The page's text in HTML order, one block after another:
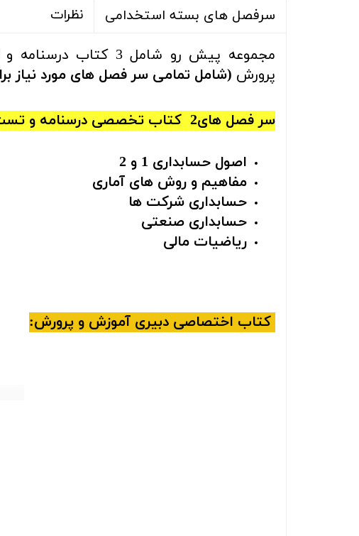
سرفصل های بسته استخدامی نظرات
مجموعه پيش رو شامل 3 کتاب درسنامه و تست مناسب برای کلیه
پرورش (شامل تمامی سر فصل های مورد نیاز
سر فصل های2 کتاب‌ تخصصی درسنامه و
اصول حسابداری 1 و 2
مفاهیم و روش های آماری
حسابداری شرکت ها
حسابداری صنعتی
ریاضیات مالی
کتاب اختصاصی دبیری آموزش و پرورش: